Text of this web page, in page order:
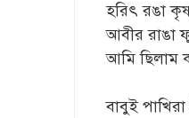
হরিৎ রঙা
আবীর রাঙা
আমি ছিলাম
বাবুই